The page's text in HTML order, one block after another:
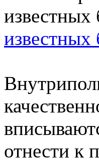
известных
отнести к